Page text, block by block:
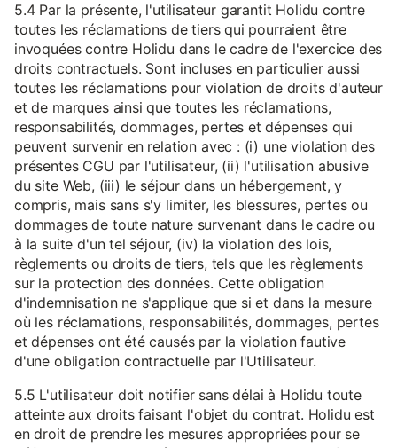
5.4 Par la présente, l'utilisateur garantit Holidu contre
toutes les réclamations de tiers qui pourraient être
invoquées contre Holidu dans le cadre de l'exercice des
droits contractuels. Sont incluses en particulier aussi
toutes les réclamations pour violation de droits d'auteur
et de marques ainsi que toutes les réclamations,
responsabilités, dommages, pertes et dépenses qui
peuvent survenir en relation avec : (i) une violation des
présentes CGU par l'utilisateur, (ii) l'utilisation abusive
du site Web, (iii) le séjour dans un hébergement, y
compris, mais sans s'y limiter, les blessures, pertes ou
dommages de toute nature survenant dans le cadre ou
à la suite d'un tel séjour, (iv) la violation des lois,
règlements ou droits de tiers, tels que les règlements
sur la protection des données. Cette obligation
d'indemnisation ne s'applique que si et dans la mesure
où les réclamations, responsabilités, dommages, pertes
et dépenses ont été causés par la violation fautive
d'une obligation contractuelle par l'Utilisateur.
5.5 L'utilisateur doit notifier sans délai à Holidu toute
atteinte aux droits faisant l'objet du contrat. Holidu est
en droit de prendre les mesures appropriées pour se